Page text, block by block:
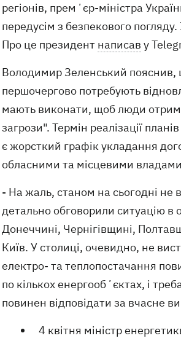
регіонів, премʼєр-міністра
передусім з безпекового
Про це президент написав у
Володимир Зеленський пояснив,
першочергово потребують
мають виконати, щоб люди
загрози". Термін реалізації
є жорсткий графік укладання
обласними та місцевими
- На жаль, станом на сьогодні не
детально обговорили ситуацію в
Донеччині, Чернігівщині,
Київ. У столиці, очевидно, не
електро- та теплопостачання
по кількох енергообʼєктах, і
повинен відповідати за вчасне
4 квітня міністр